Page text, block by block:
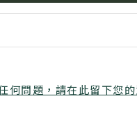
何問題，請在此留下您的